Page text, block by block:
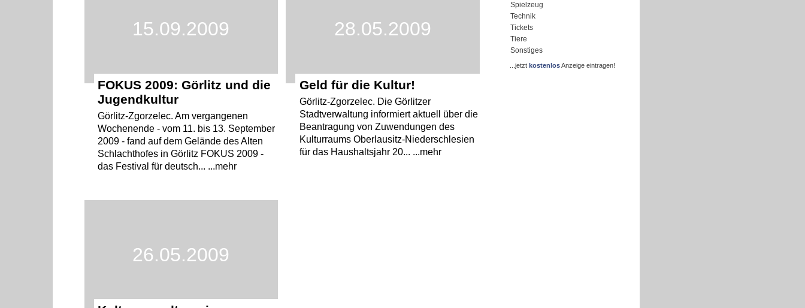
15.09.2009
FOKUS 2009: Görlitz und die
Jugendkultur
Görlitz-Zgorzelec. Am vergangenen
Wochenende - vom 11. bis 13. September
2009 - fand auf dem Gelände des Alten
Schlachthofes in Görlitz FOKUS 2009 -
das Festival für deutsch... ...mehr
28.05.2009
Geld für die Kultur!
Görlitz-Zgorzelec. Die Görlitzer
Stadtverwaltung informiert aktuell über die
Beantragung von Zuwendungen des
Kulturraums Oberlausitz-Niederschlesien
für das Haushaltsjahr 20... ...mehr
26.05.2009
Spielzeug
Technik
Tickets
Tiere
Sonstiges
...jetzt kostenlosAnzeige eintragen!